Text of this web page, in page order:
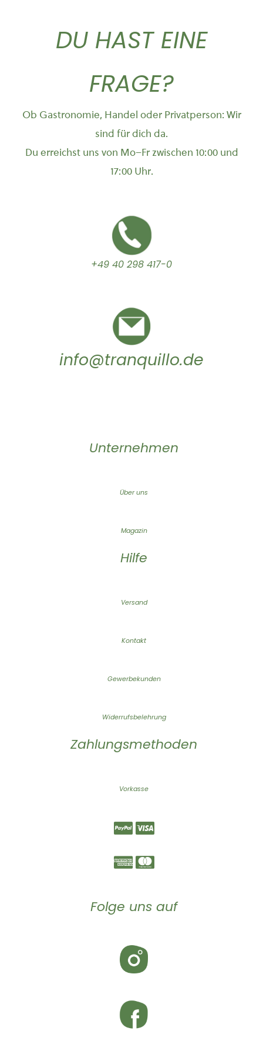
DU HAST EINE
FRAGE?
Ob Gastronomie, Handel oder Privatperson: Wir
sind für dich da.
Du erreichst uns von Mo–Fr zwischen 10:00 und
17:00 Uhr.
+49 40 298 417-0
info@tranquillo.de
Unternehmen
Über uns
Magazin
Hilfe
Versand
Kontakt
Gewerbekunden
Widerrufsbelehrung
Zahlungsmethoden
Vorkasse
Folge uns auf